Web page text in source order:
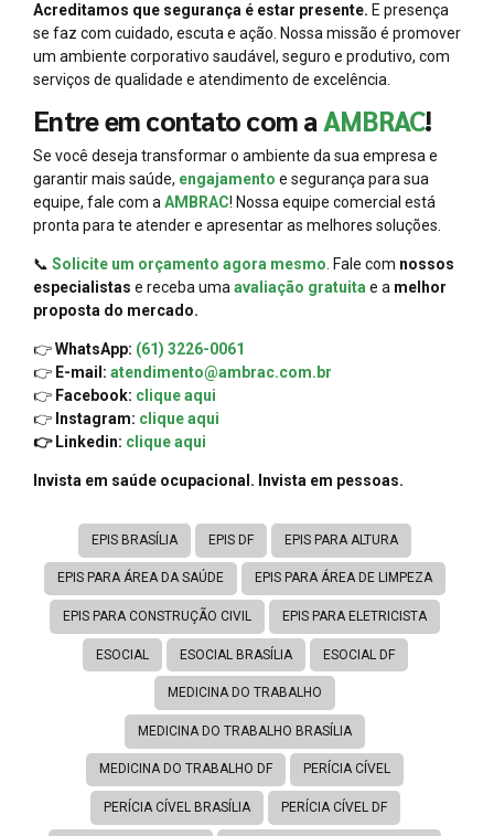
Acreditamos que segurança é estar presente. E presença
se faz com cuidado, escuta e ação. Nossa missão é promover
um ambiente corporativo saudável, seguro e produtivo, com
serviços de qualidade e atendimento de excelência.
Entre em contato com aAMBRAC!
Se você deseja transformar o ambiente da sua empresa e
garantir mais saúde, engajamento e segurança para sua
equipe, fale com a AMBRAC! Nossa equipe comercial está
pronta para te atender e apresentar as melhores soluções.
📞 Solicite um orçamento agora mesmo . Fale com nossos
especialistas e receba uma avaliação gratuita e a melhor
proposta do mercado.
👉WhatsApp: (61) 3226-0061
👉 E-mail: atendimento@ambrac.com.br
👉 Facebook: clique aqui
👉 Instagram: clique aqui
👉 Linkedin: clique aqui
Invista em saúde ocupacional. Invista em pessoas.
EPIS BRASÍLIA EPIS DF EPIS PARA ALTURA
EPIS PARA ÁREA DA SAÚDE EPIS PARA ÁREA DE LIMPEZA
EPIS PARA CONSTRUÇÃO CIVIL EPIS PARA ELETRICISTA
ESOCIAL ESOCIAL BRASÍLIA ESOCIAL DF
MEDICINA DO TRABALHO
MEDICINA DO TRABALHO BRASÍLIA
MEDICINA DO TRABALHO DF PERÍCIA CÍVEL
PERÍCIA CÍVEL BRASÍLIA PERÍCIA CÍVEL DF